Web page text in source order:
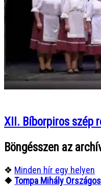
XII. Bíborpiros szép
Böngésszen az
❖ Minden hír egy helyen
❖Tompa Mihály